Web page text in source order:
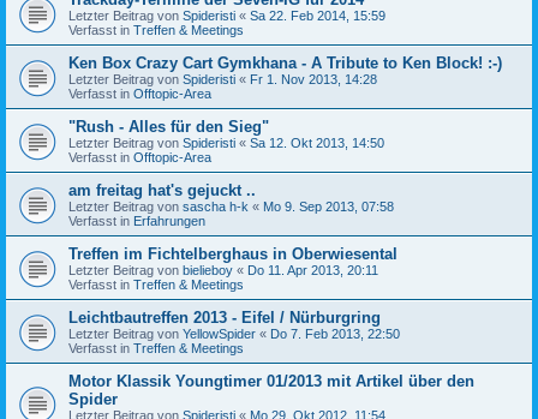
Letzter Beitrag von Spideristi « Sa 22. Feb 2014, 15:59
Verfasst in Treffen & Meetings
Ken Box Crazy Cart Gymkhana - A Tribute to Ken Block! :-)
Letzter Beitrag von Spideristi « Fr 1. Nov 2013, 14:28
Verfasst in Offtopic-Area
"Rush - Alles für den Sieg"
Letzter Beitrag von Spideristi « Sa 12. Okt 2013, 14:50
Verfasst in Offtopic-Area
am freitag hat's gejuckt ..
Letzter Beitrag von sascha h-k « Mo 9. Sep 2013, 07:58
Verfasst in Erfahrungen
Treffen im Fichtelberghaus in Oberwiesental
Letzter Beitrag von bielieboy « Do 11. Apr 2013, 20:11
Verfasst in Treffen & Meetings
Leichtbautreffen 2013 - Eifel / Nürburgring
Letzter Beitrag von YellowSpider « Do 7. Feb 2013, 22:50
Verfasst in Treffen & Meetings
Motor Klassik Youngtimer 01/2013 mit Artikel über den
Spider
Letzter Beitrag von Spideristi « Mo 29. Okt 2012, 11:54